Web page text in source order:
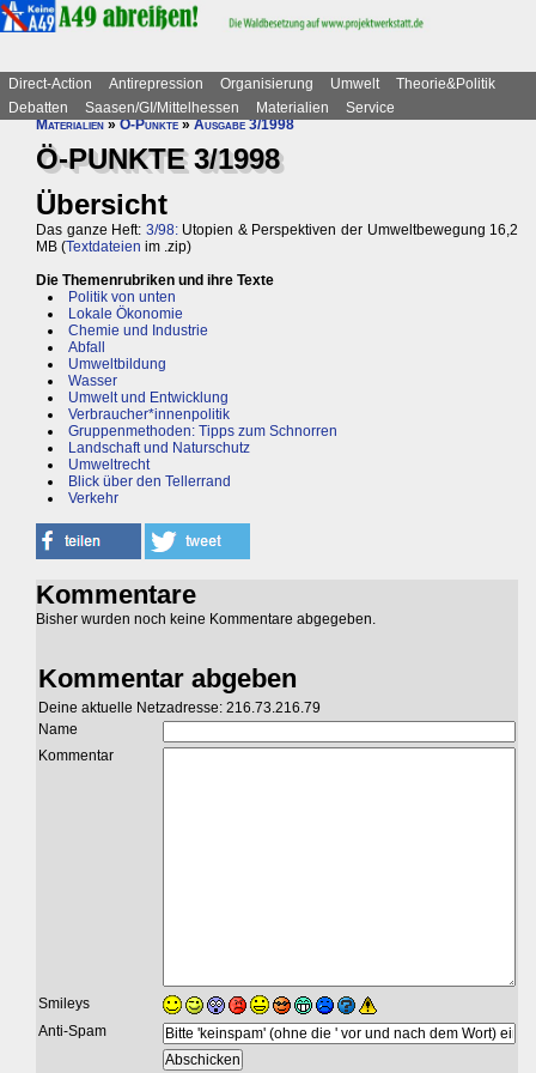
Direct-Action Antirepression Organisierung Umwelt
Theorie&Politik
Debatten
Saasen/GI/Mittelhessen Materialien
Service
Materialien»Ö-Punkte»Ausgabe 3/1998
Ö-PUNKTE 3/1998
Übersicht
Das ganze Heft: 3/98:Utopien & Perspektiven der Umweltbewegung 16,2
MB (Textdateien im .zip)
Die Themenrubriken und ihre Texte
Politik von unten
Lokale Ökonomie
Chemie und Industrie
Abfall
Umweltbildung
Wasser
Umwelt und Entwicklung
Verbraucher*innenpolitik
Gruppenmethoden: Tipps zum Schnorren
Landschaft und Naturschutz
Umweltrecht
Blick über den Tellerrand
Verkehr
Kommentare
Bisher wurden noch keine Kommentare abgegeben.
Kommentar abgeben
Deine aktuelle Netzadresse: 216.73.216.79
Name
Kommentar
Smileys
Anti-Spam